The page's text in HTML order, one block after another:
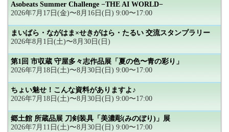
Asobeats Summer Challenge −THE AI WORLD−
2026年7月17日(金)〜8月16日(日) 9:00〜17:00
まいばら・ながはま×せきがはら・たるい 交流スタンプラリー
2026年8月1日(土)〜8月30日(日)
第1回 市収蔵 守屋多々志作品展「夏の色〜青の彩り」
2026年7月18日(土)〜8月30日(日) 9:00〜17:00
ちょい魅せ！こんな資料がありますよ♪
2026年7月18日(土)〜8月30日(日) 9:00〜17:00
郷土館 所蔵品展 刀剣装具「美濃彫(みのぼり)」展
2026年7月11日(土)〜8月30日(日) 9:00〜17:00